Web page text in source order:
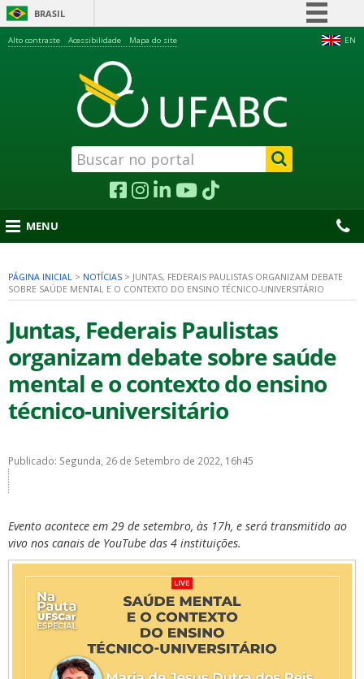
BRASIL
Acesso à informação
Legislação
Canais
EN
Alto contraste Acessibilidade Mapa do site
MENU
PÁGINA INICIAL > NOTÍCIAS > JUNTAS, FEDERAIS PAULISTAS ORGANIZAM DEBATE
SOBRE SAÚDE MENTAL E O CONTEXTO DO ENSINO TÉCNICO-UNIVERSITÁRIO
Juntas, Federais Paulistas
organizam debate sobre saúde
mental e o contexto do ensino
técnico-universitário
Publicado: Segunda, 26 de Setembro de 2022, 16h45
Evento acontece em 29 de setembro, às 17h, e será transmitido ao
vivo nos canais de YouTube das 4 instituições.